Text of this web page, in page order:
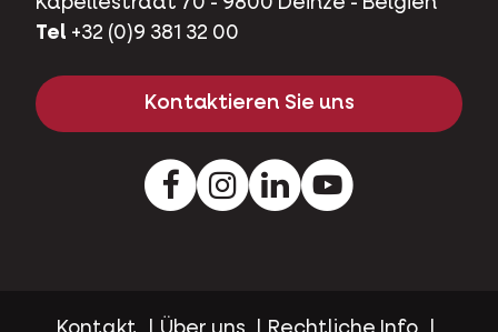
Tel +32 (0)9 381 32 00
Kontaktieren Sie uns
FacebookInstagram
LinkedInYoutube